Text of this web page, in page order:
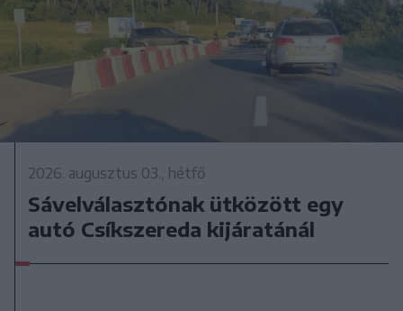
2026. augusztus 03., hétfő
Sávelválasztónak ütközött egy
autó Csíkszereda kijáratánál